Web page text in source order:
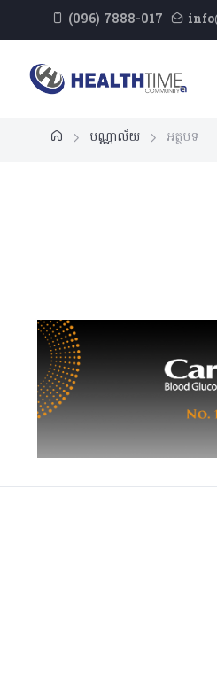
(096) 7888-017
បណ្ណាល័យ អត្ថបទ